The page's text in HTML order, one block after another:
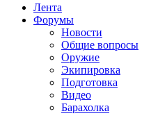
Лента
Форумы
Новости
Общие вопросы
Оружие
Экипировка
Подготовка
Видео
Барахолка